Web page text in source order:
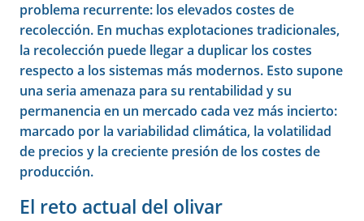
problema recurrente: los elevados costes de
recolección. En muchas explotaciones tradicionales,
la recolección puede llegar a duplicar los costes
respecto a los sistemas más modernos. Esto supone
una seria amenaza para su rentabilidad y su
permanencia en un mercado cada vez más incierto:
marcado por la variabilidad climática, la volatilidad
de precios y la creciente presión de los costes de
producción.
El reto actual del olivar